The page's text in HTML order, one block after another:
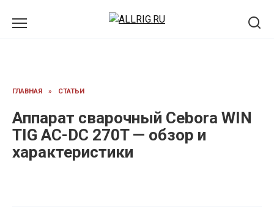
ГЛАВНАЯ » СТАТЬИ
Аппарат сварочный Cebora WIN
TIG AC-DC 270T — обзор и
характеристики